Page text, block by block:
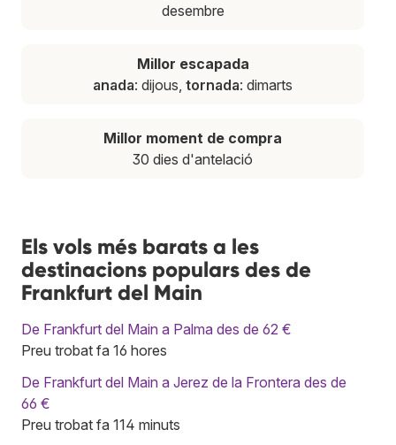
desembre
Millor escapada
anada: dijous, tornada: dimarts
Millor moment de compra
30 dies d'antelació
Els vols més barats a les
destinacions populars des de
Frankfurt del Main
De Frankfurt del Main a Palma des de 62 €
Preu trobat fa 16 hores
De Frankfurt del Main a Jerez de la Frontera des de
66 €
Preu trobat fa 114 minuts